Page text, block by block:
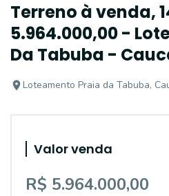
Terreno à venda,
5.964.000,00 -
Da Tabuba -
Loteamento Praia da Tabuba,
Valor venda
R$ 5.964.000,00